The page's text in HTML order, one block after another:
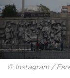
© Instagram /